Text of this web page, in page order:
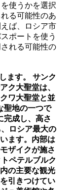
使うかを選択
る可能性のあ
ば、ロシア市
ポートを使う
れる可能性の
ます。 サンク
ク大聖堂は、
ワ大聖堂と並
聖地の一つで
完成し、高さ
ロシア最大の
ます。内部は
ザイクが施さ
ペテルブルク
の主要な観光
引きつけてい